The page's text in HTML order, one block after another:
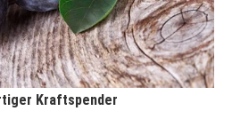
Kraftspender